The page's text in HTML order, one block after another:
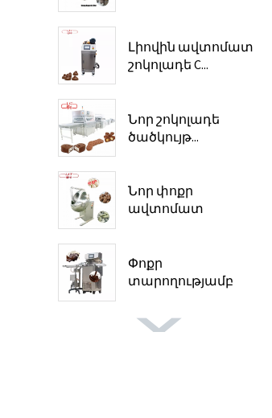
Լիովին ավտոմատ
շոկոլադե C...
Նոր շոկոլադե
ծածկույթ...
Նոր փոքր
ավտոմատ
Փոքր
տարողությամբ